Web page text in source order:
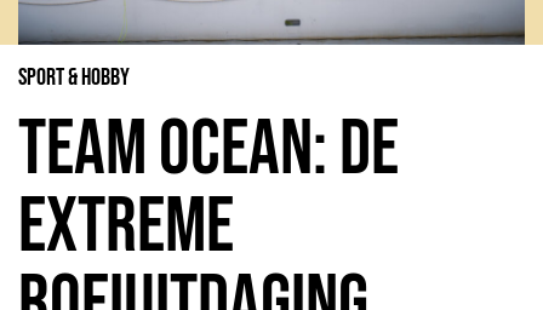
Sport & Hobby
Team Ocean: de
extreme